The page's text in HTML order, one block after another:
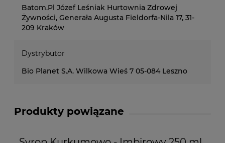
Batom.Pl Józef Leśniak Hurtownia Zdrowej
Żywności, Generała Augusta Fieldorfa-Nila 17, 31-
209 Kraków
Dystrybutor
Bio Planet S.A. Wilkowa Wieś 7 05-084 Leszno
Produkty powiązane